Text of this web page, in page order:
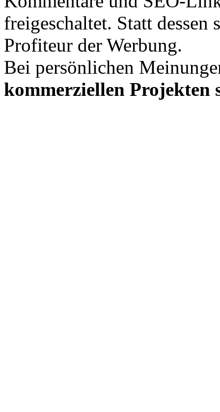
freigeschaltet. Statt dessen
Profiteur der Werbung.
Bei persönlichen
kommerziellen Projekten